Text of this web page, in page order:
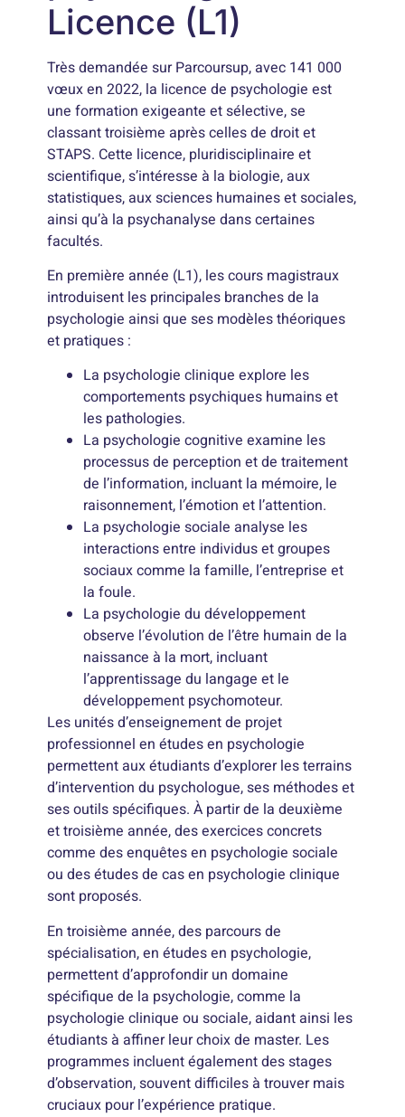
Licence (L1)
Très demandée sur Parcoursup, avec 141 000
vœux en 2022, la licence de psychologie est
une formation exigeante et sélective, se
classant troisième après celles de droit et
STAPS. Cette licence, pluridisciplinaire et
scientifique, s’intéresse à la biologie, aux
statistiques, aux sciences humaines et sociales,
ainsi qu’à la psychanalyse dans certaines
facultés.
En première année (L1), les cours magistraux
introduisent les principales branches de la
psychologie ainsi que ses modèles théoriques
et pratiques :
La psychologie clinique explore les
comportements psychiques humains et
les pathologies.
La psychologie cognitive examine les
processus de perception et de traitement
de l’information, incluant la mémoire, le
raisonnement, l’émotion et l’attention.
La psychologie sociale analyse les
interactions entre individus et groupes
sociaux comme la famille, l’entreprise et
la foule.
La psychologie du développement
observe l’évolution de l’être humain de la
naissance à la mort, incluant
l’apprentissage du langage et le
développement psychomoteur.
Les unités d’enseignement de projet
professionnel en études en psychologie
permettent aux étudiants d’explorer les terrains
d’intervention du psychologue, ses méthodes et
ses outils spécifiques. À partir de la deuxième
et troisième année, des exercices concrets
comme des enquêtes en psychologie sociale
ou des études de cas en psychologie clinique
sont proposés.
En troisième année, des parcours de
spécialisation, en études en psychologie,
permettent d’approfondir un domaine
spécifique de la psychologie, comme la
psychologie clinique ou sociale, aidant ainsi les
étudiants à affiner leur choix de master. Les
programmes incluent également des stages
d’observation, souvent difficiles à trouver mais
cruciaux pour l’expérience pratique.